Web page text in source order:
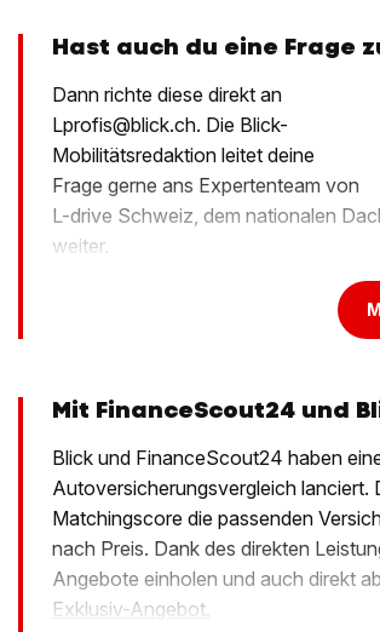
Hast auch du eine Frage
Dann richte diese direkt an
Lprofis@blick.ch. Die Blick-
Mobilitätsredaktion leitet deine
Frage gerne ans Expertenteam von
L-drive Schweiz, dem nationalen
weiter.
Mit FinanceScout24 und
Blick und FinanceScout24 haben
Autoversicherungsvergleich lanciert.
Matchingscore die passenden
nach Preis. Dank des direkten
Angebote einholen und auch direkt
Exklusiv-Angebot.